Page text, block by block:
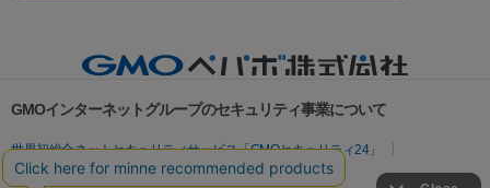
GMOインターネットグループのセキュリティ事業について
世界初総合ネットセキュリティサービス「GMOセキュリティ24」
パスワード漏洩診断
Webサイトリスク診断